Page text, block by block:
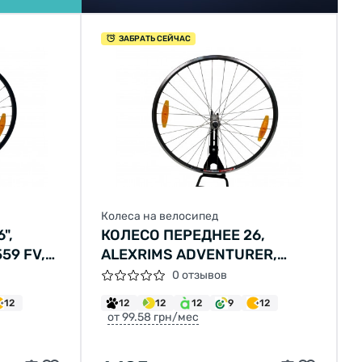
FV,
12
ЗАБРАТЬ СЕЙЧАС
Колеса на велосипед
КОЛЕСО ПЕРЕДНЕЕ 26,
ALEXRIMS ADVENTURER,
559X18 AV, ВТУЛКА MERIDA,
V-BRAKE ПОД ЭКСЦЕНТРИК
32 СПИЦЫ (НЕРЖАВЕЙКА)
0 отзывов
12 12 12 9 12
от 99.58 грн/мес